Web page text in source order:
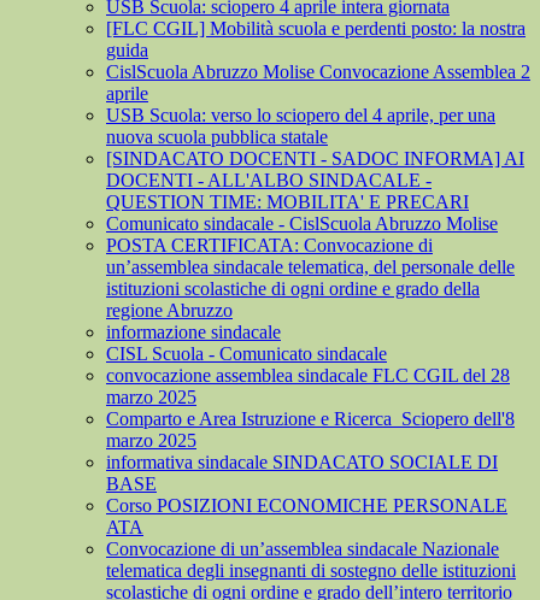
USB Scuola: sciopero 4 aprile intera giornata
[FLC CGIL] Mobilità scuola e perdenti posto: la nostra
guida
CislScuola Abruzzo Molise Convocazione Assemblea 2
aprile
USB Scuola: verso lo sciopero del 4 aprile, per una
nuova scuola pubblica statale
[SINDACATO DOCENTI - SADOC INFORMA] AI
DOCENTI - ALL'ALBO SINDACALE -
QUESTION TIME: MOBILITA' E PRECARI
Comunicato sindacale - CislScuola Abruzzo Molise
POSTA CERTIFICATA: Convocazione di
un’assemblea sindacale telematica, del personale delle
istituzioni scolastiche di ogni ordine e grado della
regione Abruzzo
informazione sindacale
CISL Scuola - Comunicato sindacale
convocazione assemblea sindacale FLC CGIL del 28
marzo 2025
Comparto e Area Istruzione e Ricerca_Sciopero dell'8
marzo 2025
informativa sindacale SINDACATO SOCIALE DI
BASE
Corso POSIZIONI ECONOMICHE PERSONALE
ATA
Convocazione di un’assemblea sindacale Nazionale
telematica degli insegnanti di sostegno delle istituzioni
scolastiche di ogni ordine e grado dell’intero territorio